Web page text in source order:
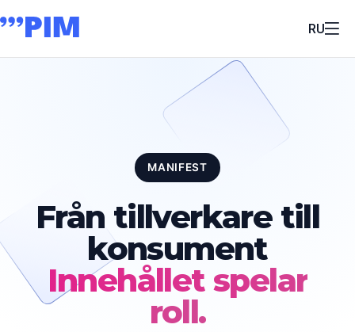
RU
MANIFEST
Från tillverkare till
konsument
Innehållet spelar
roll.